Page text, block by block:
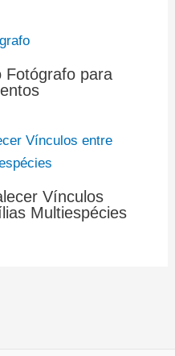
Fotógrafo para
Vínculos
Multiespécies